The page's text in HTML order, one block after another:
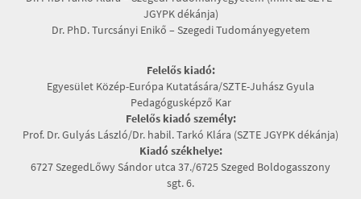
JGYPK dékánja)
Dr. PhD. Turcsányi Enikő – Szegedi Tudományegyetem
Felelős kiadó:
Egyesület Közép-Európa Kutatására/SZTE-Juhász Gyula
Pedagógusképző Kar
Felelős kiadó személy:
Prof. Dr. Gulyás László/Dr. habil. Tarkó Klára (SZTE JGYPK dékánja)
Kiadó székhelye:
6727 SzegedLőwy Sándor utca 37./6725 Szeged Boldogasszony
sgt. 6.